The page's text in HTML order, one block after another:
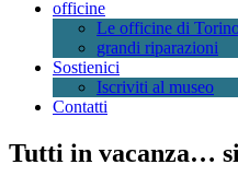
officine
Le officine di
grandi riparazioni
Sostienici
Iscriviti al museo
Contatti
Tutti in vacanza…